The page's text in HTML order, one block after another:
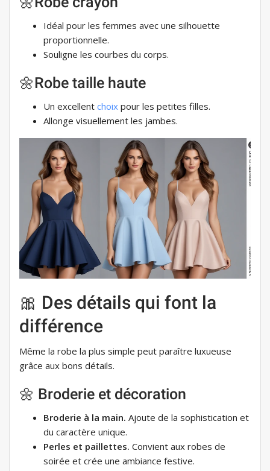
Idéal pour les femmes avec une silhouette
proportionnelle.
Souligne les courbes du corps.
🌼Robe taille haute
Un excellent choix pour les petites filles.
Allonge visuellement les jambes.
🎀 Des détails qui font la
différence
Même la robe la plus simple peut paraître luxueuse
grâce aux bons détails.
🌼 Broderie et décoration
Broderie à la main. Ajoute de la sophistication et
du caractère unique.
Perles et paillettes. Convient aux robes de
soirée et crée une ambiance festive.